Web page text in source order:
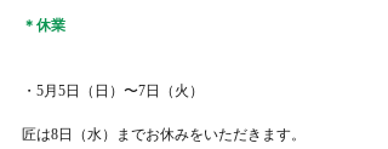
＊休業
・5月5日（日）〜7日（火）
匠は8日（水）までお休みをいただきます。